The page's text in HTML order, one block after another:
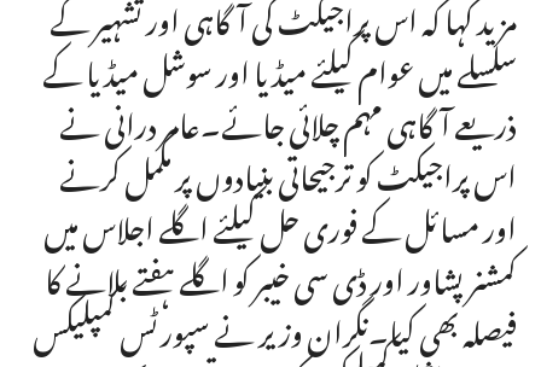
سلسلے میں عوام کیلئے میڈیا اور سوشل میڈیا کے
ذریعے آگاہی مہم چلائی جائے۔عامر درانی نے
اس پراجیکٹ کو ترجیحاتی بنیادوں پر مکمل کرنے
اور مسائل کے فوری حل کیلئے اگلے اجلاس میں
کمشنر پشاور اور ڈی سی خیبر کو اگلے ہفتے بلانے کا
فیصلہ بھی کیا۔نگران وزیر نے سپورٹس کمپلیکس